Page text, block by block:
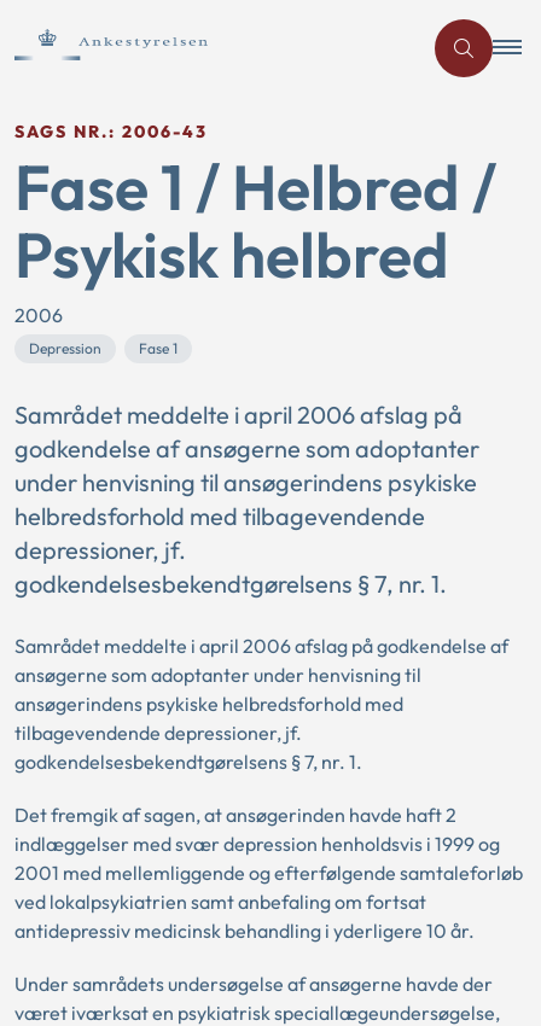
SAGS NR.: 2006-43
Fase 1 / Helbred /
Psykisk helbred
2006
Depression Fase 1
Samrådet meddelte i april 2006 afslag på
godkendelse af ansøgerne som adoptanter
under henvisning til ansøgerindens psykiske
helbredsforhold med tilbagevendende
depressioner, jf.
godkendelsesbekendtgørelsens § 7, nr. 1.
Samrådet meddelte i april 2006 afslag på godkendelse af
ansøgerne som adoptanter under henvisning til
ansøgerindens psykiske helbredsforhold med
tilbagevendende depressioner, jf.
godkendelsesbekendtgørelsens § 7, nr. 1.
Det fremgik af sagen, at ansøgerinden havde haft 2
indlæggelser med svær depression henholdsvis i 1999 og
2001 med mellemliggende og efterfølgende samtaleforløb
ved lokalpsykiatrien samt anbefaling om fortsat
antidepressiv medicinsk behandling i yderligere 10 år.
Under samrådets undersøgelse af ansøgerne havde der
været iværksat en psykiatrisk speciallægeundersøgelse,